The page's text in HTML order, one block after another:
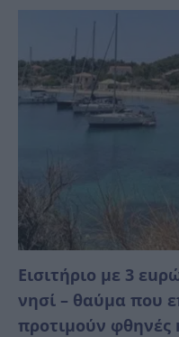
Εισιτήριο με 3
νησί – θαύμα που
προτιμούν φθηνές